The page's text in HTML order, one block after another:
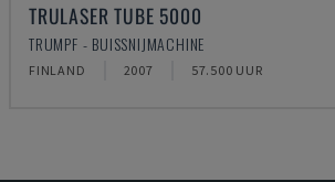
TRULASER TUBE 5000
TRUMPF - BUISSNIJMACHINE
FINLAND 2007 57.500 UUR